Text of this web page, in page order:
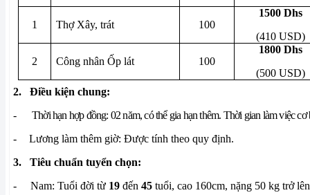
1 Thợ Xây, trát 100
1500 Dhs
(410 USD)
2 Công nhân Ốp lát 100
1800 Dhs
(500 USD)
2.
Điều kiện chung:
-
Thời hạn hợp đồng: 02 năm, có thể gia hạn thêm. Thời gian làm việc cơ
-
Lương làm thêm giờ: Được tính theo quy định.
3.
Tiêu chuẩn tuyển chọn:
-
Nam: Tuổi đời từ 19 đến 45 tuổi, cao 160cm, nặng 50 kg trở